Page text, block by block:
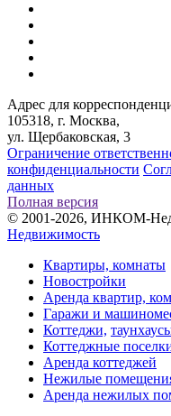
Адрес для
105318, г. Москва,
ул. Щербаковская, 3
Ограничение
конфиденциальности
данных
Полная версия
© 2001-2026, ИНКОМ-
Недвижимость
Квартиры, комнаты
Новостройки
Аренда квартир,
Гаражи и
Коттеджи,
Коттеджные
Аренда коттеджей
Нежилые
Аренда нежилых